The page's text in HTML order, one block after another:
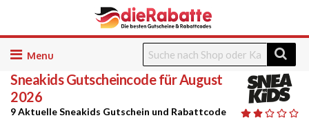
Skip
content
SneakidsGutscheincode für August
2026
9 Aktuelle Sneakids Gutschein und Rabattcode